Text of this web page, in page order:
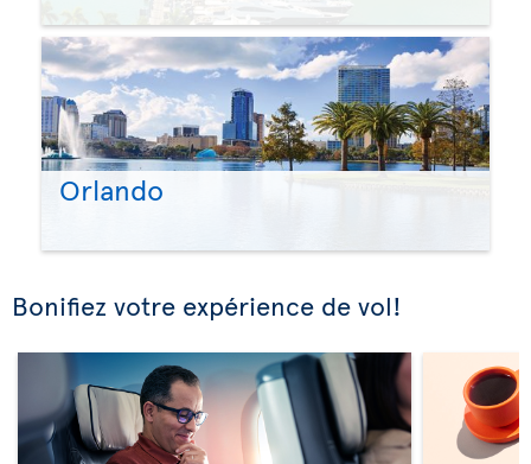
Orlando
Bonifiez votre expérience de vol!